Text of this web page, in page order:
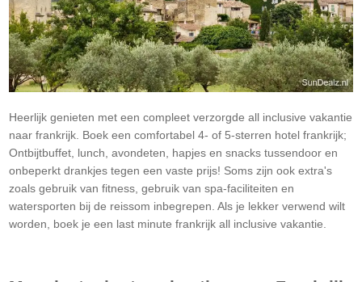
Heerlijk genieten met een compleet verzorgde all inclusive vakantie
naar frankrijk. Boek een comfortabel 4- of 5-sterren hotel frankrijk;
Ontbijtbuffet, lunch, avondeten, hapjes en snacks tussendoor en
onbeperkt drankjes tegen een vaste prijs! Soms zijn ook extra's
zoals gebruik van fitness, gebruik van spa-faciliteiten en
watersporten bij de reissom inbegrepen. Als je lekker verwend wilt
worden, boek je een last minute frankrijk all inclusive vakantie.